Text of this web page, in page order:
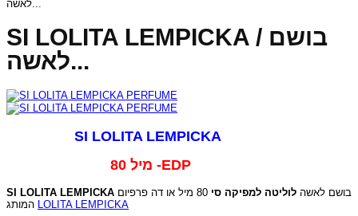
לאשה...
SI LOLITA LEMPICKA / בושם
לאשה...
SI LOLITA LEMPICKA
80 מיל -EDP
SI LOLITA LEMPICKA בושם לאשה לוליטה למפיקה סי
80 מיל או דה פרפיום
LOLITA LEMPICKA